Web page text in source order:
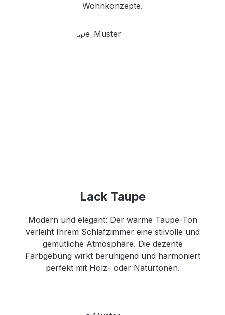
Wohnkonzepte.
Lack Taupe
Modern und elegant: Der warme Taupe-Ton
verleiht Ihrem Schlafzimmer eine stilvolle und
gemütliche Atmosphäre. Die dezente
Farbgebung wirkt beruhigend und harmoniert
perfekt mit Holz- oder Naturtönen.